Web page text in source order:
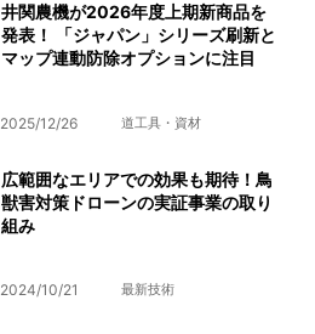
井関農機が2026年度上期新商品を
発表！ 「ジャパン」シリーズ刷新と
マップ連動防除オプションに注目
2025/12/26 道工具・資材
広範囲なエリアでの効果も期待！鳥
獣害対策ドローンの実証事業の取り
組み
2024/10/21 最新技術